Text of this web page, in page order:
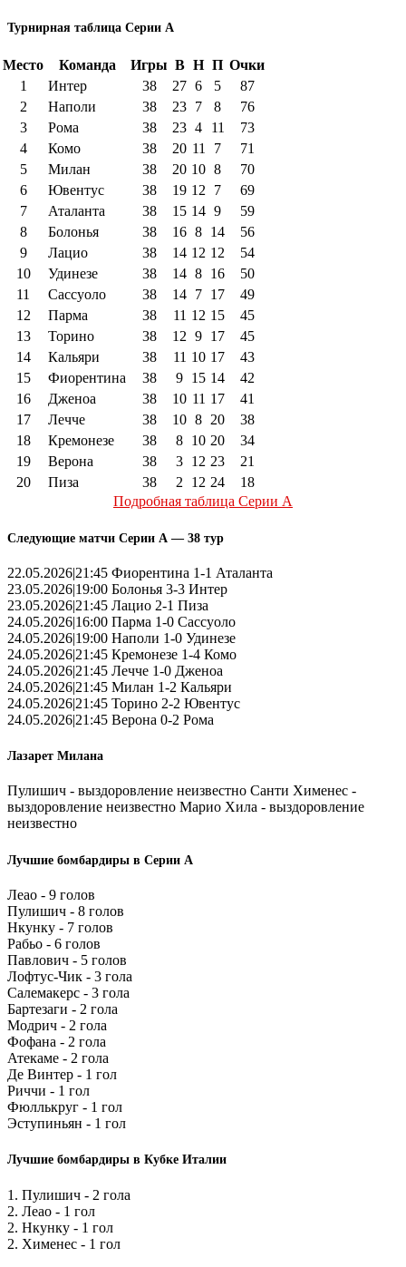
Турнирная таблица Серии А
Место Команда Игры В Н П Очки
1
Интер 38 27 6 5
87
2
Наполи 38 23 7 8
76
3
Рома 38 23 4 11
73
4
Комо 38 20 11 7
71
5
Милан 38 20 10 8
70
6
Ювентус 38 19 12 7
69
7
Аталанта 38 15 14 9
59
8
Болонья 38 16 8 14
56
9
Лацио 38 14 12 12
54
10
Удинезе 38 14 8 16
50
11
Сассуоло 38 14 7 17
49
12
Парма 38 11 12 15
45
13
Торино 38 12 9 17
45
14
Кальяри 38 11 10 17
43
15
Фиорентина 38 9 15 14
42
16
Дженоа 38 10 11 17
41
17
Лечче 38 10 8 20
38
18
Кремонезе 38 8 10 20
34
19
Верона 38 3 12 23
21
20
Пиза 38 2 12 24
18
Подробная таблица Серии А
Следующие матчи Серии А — 38 тур
22.05.2026|21:45 Фиорентина 1-1 Аталанта
23.05.2026|19:00 Болонья 3-3 Интер
23.05.2026|21:45 Лацио 2-1 Пиза
24.05.2026|16:00 Парма 1-0 Сассуоло
24.05.2026|19:00 Наполи 1-0 Удинезе
24.05.2026|21:45 Кремонезе 1-4 Комо
24.05.2026|21:45 Лечче 1-0 Дженоа
24.05.2026|21:45 Милан 1-2 Кальяри
24.05.2026|21:45 Торино 2-2 Ювентус
24.05.2026|21:45 Верона 0-2 Рома
Лазарет Милана
Пулишич - выздоровление неизвестно Санти Хименес -
выздоровление неизвестно Марио Хила - выздоровление
неизвестно
Лучшие бомбардиры в Серии А
Леао - 9 голов
Пулишич - 8 голов
Нкунку - 7 голов
Рабьо - 6 голов
Павлович - 5 голов
Лофтус-Чик - 3 гола
Салемакерс - 3 гола
Бартезаги - 2 гола
Модрич - 2 гола
Фофана - 2 гола
Атекаме - 2 гола
Де Винтер - 1 гол
Риччи - 1 гол
Фюллькруг - 1 гол
Эступиньян - 1 гол
Лучшие бомбардиры в Кубке Италии
1. Пулишич - 2 гола
2. Леао - 1 гол
2. Нкунку - 1 гол
2. Хименес - 1 гол